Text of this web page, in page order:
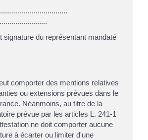
signature du représentant mandaté
comporter des mentions relatives
ou extensions prévues dans le
Néanmoins, au titre de la
prévue par les articles L. 241-1
ne doit comporter aucune
à écarter ou limiter d'une